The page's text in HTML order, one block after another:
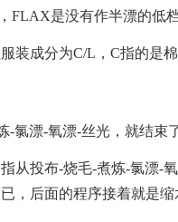
FLAX是没有作半漂的低
装成分为C/L，C指的是
-氯漂-氧漂-丝光，就结束
从投布-烧毛-煮炼-氯漂-
，后面的程序接着就是